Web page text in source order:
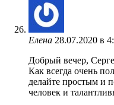
Елена 28.07.2020 в
Добрый вечер,
Как всегда очень
делайте простым и
человек и